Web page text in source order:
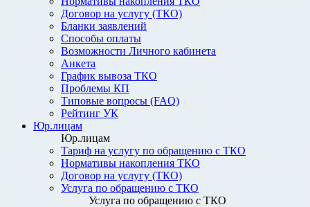
Договор на услугу (ТКО)
Бланки заявлений
Способы оплаты
Возможности Личного кабинета
Анкета
График вывоза ТКО
Проблемы КП
Типовые вопросы (FAQ)
Рейтинг УК
Юр.лицам
Юр.лицам
Тариф на услугу по обращению с ТКО
Нормативы накопления ТКО
Договор на услугу (ТКО)
Услуга по обращению с ТКО
Услуга по обращению с ТКО